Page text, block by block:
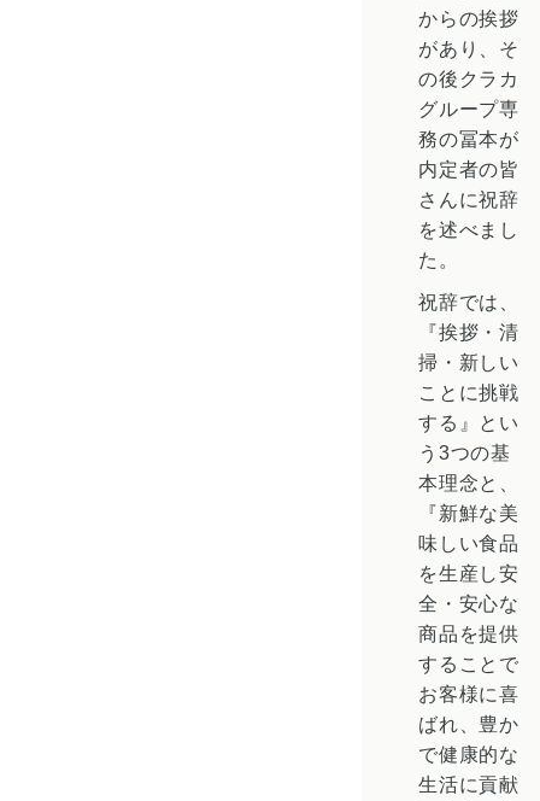
からの挨拶
があり、そ
の後クラカ
グループ専
務の冨本が
内定者の皆
さんに祝辞
を述べまし
た。
祝辞では、
『挨拶・清
掃・新しい
ことに挑戦
する』とい
う3つの基
本理念と、
『新鮮な美
味しい食品
を生産し安
全・安心な
商品を提供
することで
お客様に喜
ばれ、豊か
で健康的な
生活に貢献